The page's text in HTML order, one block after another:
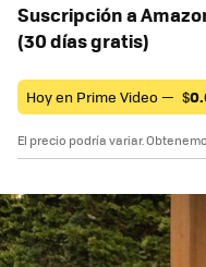
Suscripción a
(30 días gratis)
Hoy en Prime Video — $
El precio podría variar.